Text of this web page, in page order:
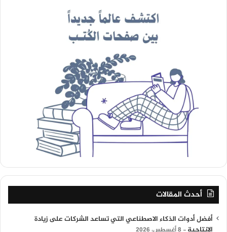
أحدث المقالات
أفضل أدوات الذكاء الاصطناعي التي تساعد الشركات على زيادة
8 أغسطس، 2026